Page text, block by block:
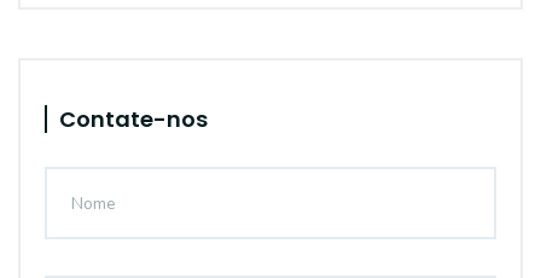
Contate-nos